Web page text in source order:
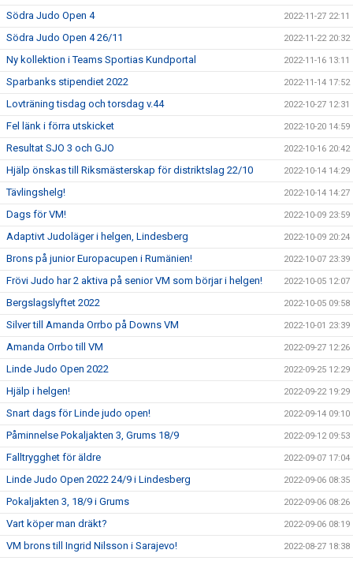
Södra Judo Open 4 2022-11-27 22:11
Södra Judo Open 4 26/11 2022-11-22 20:32
Ny kollektion i Teams Sportias Kundportal 2022-11-16 13:11
Sparbanks stipendiet 2022 2022-11-14 17:52
Lovträning tisdag och torsdag v.44 2022-10-27 12:31
Fel länk i förra utskicket 2022-10-20 14:59
Resultat SJO 3 och GJO 2022-10-16 20:42
Hjälp önskas till Riksmästerskap för distriktslag 22/10 2022-10-14 14:29
Tävlingshelg! 2022-10-14 14:27
Dags för VM! 2022-10-09 23:59
Adaptivt Judoläger i helgen, Lindesberg 2022-10-09 20:24
Brons på junior Europacupen i Rumänien! 2022-10-07 23:39
Frövi Judo har 2 aktiva på senior VM som börjar i helgen! 2022-10-05 12:07
Bergslagslyftet 2022 2022-10-05 09:58
Silver till Amanda Orrbo på Downs VM 2022-10-01 23:39
Amanda Orrbo till VM 2022-09-27 12:26
Linde Judo Open 2022 2022-09-25 12:29
Hjälp i helgen! 2022-09-22 19:29
Snart dags för Linde judo open! 2022-09-14 09:10
Påminnelse Pokaljakten 3, Grums 18/9 2022-09-12 09:53
Falltrygghet för äldre 2022-09-07 17:04
Linde Judo Open 2022 24/9 i Lindesberg 2022-09-06 08:35
Pokaljakten 3, 18/9 i Grums 2022-09-06 08:26
Vart köper man dräkt? 2022-09-06 08:19
VM brons till Ingrid Nilsson i Sarajevo! 2022-08-27 18:38